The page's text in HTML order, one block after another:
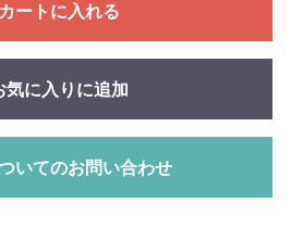
カートに入れる
気に入りに追加
いてのお問い合わせ